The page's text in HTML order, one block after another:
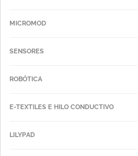
MICROMOD
SENSORES
ROBÓTICA
E-TEXTILES E HILO CONDUCTIVO
LILYPAD